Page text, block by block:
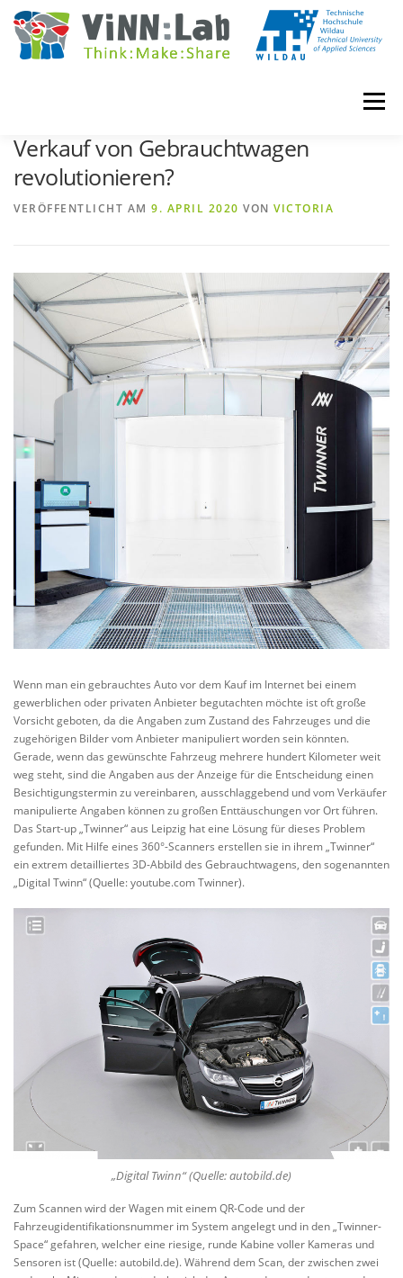
Zum
Inhalt
springen
Menü
VINN:LOG MADE IN VINN:LAB
BOOKING IMPRINT
Können innovative Technologien den
Verkauf von Gebrauchtwagen
revolutionieren?
VERÖFFENTLICHT AM 9. APRIL 2020 VON VICTORIA
Wenn man ein gebrauchtes Auto vor dem Kauf im Internet bei einem
gewerblichen oder privaten Anbieter begutachten möchte ist oft große
Vorsicht geboten, da die Angaben zum Zustand des Fahrzeuges und die
zugehörigen Bilder vom Anbieter manipuliert worden sein könnten.
Gerade, wenn das gewünschte Fahrzeug mehrere hundert Kilometer weit
weg steht, sind die Angaben aus der Anzeige für die Entscheidung einen
Besichtigungstermin zu vereinbaren, ausschlaggebend und vom Verkäufer
manipulierte Angaben können zu großen Enttäuschungen vor Ort führen.
Das Start-up „Twinner“ aus Leipzig hat eine Lösung für dieses Problem
gefunden. Mit Hilfe eines 360°-Scanners erstellen sie in ihrem „Twinner“
ein extrem detailliertes 3D-Abbild des Gebrauchtwagens, den sogenannten
„Digital Twinn“ (Quelle: youtube.com Twinner).
„Digital Twinn“(Quelle: autobild.de)
Zum Scannen wird der Wagen mit einem QR-Code und der
Fahrzeugidentifikationsnummer im System angelegt und in den „Twinner-
Space“ gefahren, welcher eine riesige, runde Kabine voller Kameras und
Sensoren ist (Quelle: autobild.de). Während dem Scan, der zwischen zwei